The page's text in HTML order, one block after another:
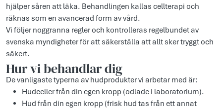
hjälper såren att läka. Behandlingen kallas cellterapi och
räknas som en avancerad form av vård.
Vi följer noggranna regler och kontrolleras regelbundet av
svenska myndigheter för att säkerställa att allt sker tryggt och
säkert.
Hur vi behandlar dig
De vanligaste typerna av hudprodukter vi arbetar med är:
Hudceller från din egen kropp (odlade i laboratorium).
Hud från din egen kropp (frisk hud tas från ett annat